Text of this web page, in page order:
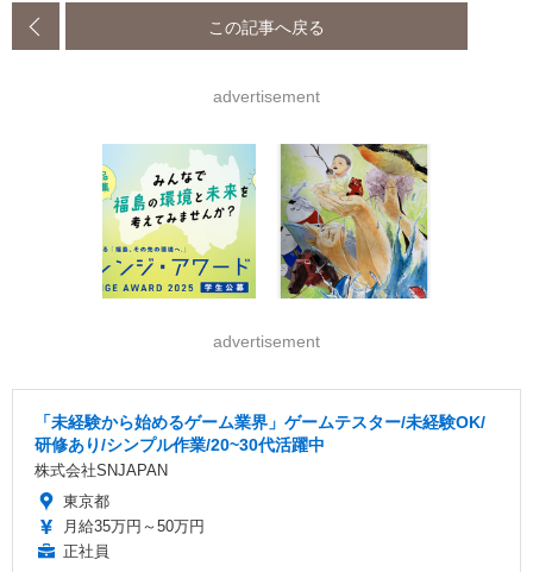
この記事へ戻る
advertisement
advertisement
「未経験から始めるゲーム業界」ゲームテスター/未経験OK/
研修あり/シンプル作業/20~30代活躍中
株式会社SNJAPAN
東京都
月給35万円～50万円
正社員